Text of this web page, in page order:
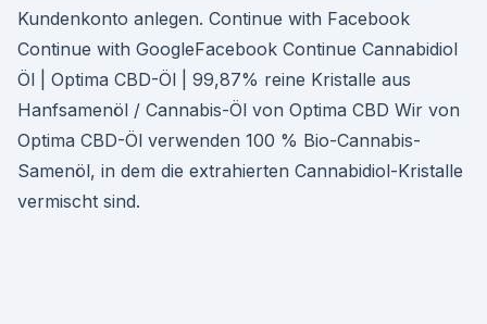
Kundenkonto anlegen. Continue with Facebook
Continue with GoogleFacebook Continue Cannabidiol
Öl | Optima CBD-Öl | 99,87% reine Kristalle aus
Hanfsamenöl / Cannabis-Öl von Optima CBD Wir von
Optima CBD-Öl verwenden 100 % Bio-Cannabis-
Samenöl, in dem die extrahierten Cannabidiol-Kristalle
vermischt sind.